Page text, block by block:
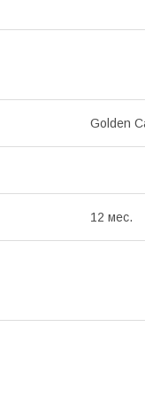
Golden
12 мес.